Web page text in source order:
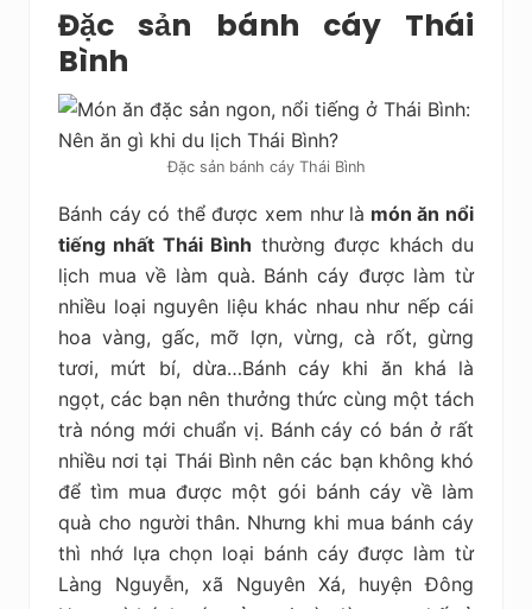
Đặc sản bánh cáy Thái
Bình
Đặc sản bánh cáy Thái Bình
Bánh cáy có thể được xem như là món ăn nổi
tiếng nhất Thái Bình thường được khách du
lịch mua về làm quà. Bánh cáy được làm từ
nhiều loại nguyên liệu khác nhau như nếp cái
hoa vàng, gấc, mỡ lợn, vừng, cà rốt, gừng
tươi, mứt bí, dừa…Bánh cáy khi ăn khá là
ngọt, các bạn nên thưởng thức cùng một tách
trà nóng mới chuẩn vị. Bánh cáy có bán ở rất
nhiều nơi tại Thái Bình nên các bạn không khó
để tìm mua được một gói bánh cáy về làm
quà cho người thân. Nhưng khi mua bánh cáy
thì nhớ lựa chọn loại bánh cáy được làm từ
Làng Nguyễn, xã Nguyên Xá, huyện Đông